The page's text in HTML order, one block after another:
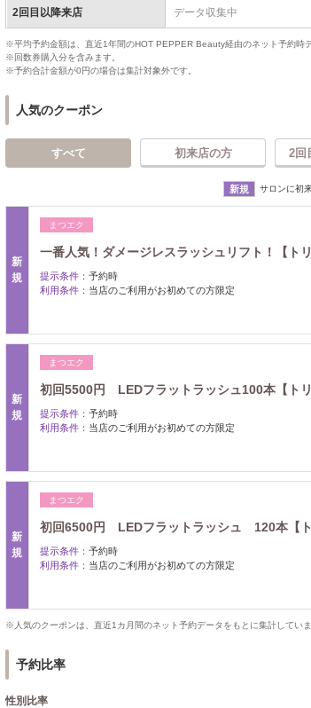
2回目以降来店 データ収集中
※平均予約金額は、直近1年間のHOT PEPPER Beauty経由のネット予約時
※回数券購入分を含みます。
※予約合計金額が0円の場合は集計対象外です。
人気のクーポン
すべて 初来店の方 2回
新規 サロンに初
新
規
まつエク
一番人気！ダメージレスラッシュリフト！【ト
提示条件： 予約時
利用条件： 当店のご利用がお初めての方限定
新
規
まつエク
初回5500円 LEDフラットラッシュ100本【トリ
提示条件： 予約時
利用条件： 当店のご利用がお初めての方限定
新
規
まつエク
初回6500円 LEDフラットラッシュ 120本【ト
提示条件： 予約時
利用条件： 当店のご利用がお初めての方限定
※人気のクーポンは、直近1カ月間のネット予約データをもとに集計していま
予約比率
性別比率